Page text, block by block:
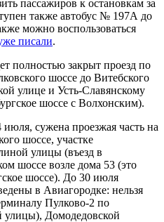
пассажиров к остановкам за
также автобус № 197А до
можно воспользоваться
писали.
полностью закрыт проезд по
шоссе до Витебского
улице и Усть-Славянскому
шоссе с Волхонским).
сужена проезжая часть на
шоссе, участке
улицы (въезд в
шоссе возле дома 53 (это
шоссе). До 30 июля
в Авиагородке: нельзя
Пулково-2 по
улицы), Домодедовской